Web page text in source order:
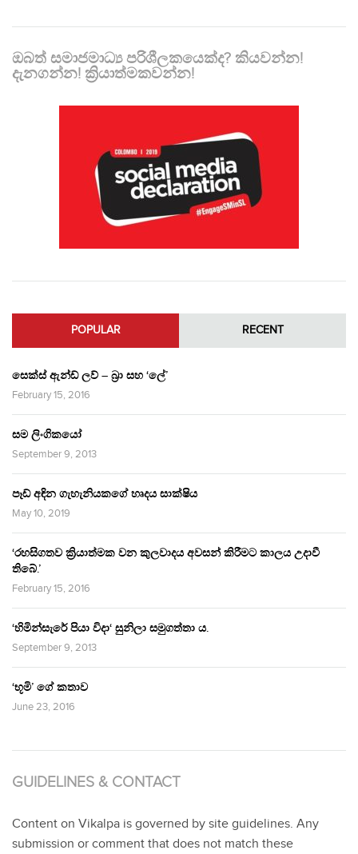
ඔබත් සමාජමාධ්‍ය පරිශීලකයෙක්ද? කියවන්න!
දැනගන්න! ක්‍රියාත්මකවන්න!
POPULAR RECENT
සෙක්ස් ඇන්ඩ් ලව් – බ්‍රා සහ ‘ලේ’
February 15, 2016
සම ලිංගිකයෝ
September 9, 2013
පෑඩ් අඳින ගැහැනියකගේ හෘදය සාක්ෂිය
May 10, 2019
‘රහසිගතව ක්‍රියාත්මක වන කුලවාදය අවසන් කිරීමට කාලය උදාවී
තිබේ.’
February 15, 2016
‘හිමින්සැරේ පියා විදා‘ සුනිලා සමුගත්තා ය.
September 9, 2013
‘භූමි’ ගේ කතාව
June 23, 2016
GUIDELINES & CONTACT
Content on Vikalpa is governed by site guidelines. Any
submission or comment that does not match these